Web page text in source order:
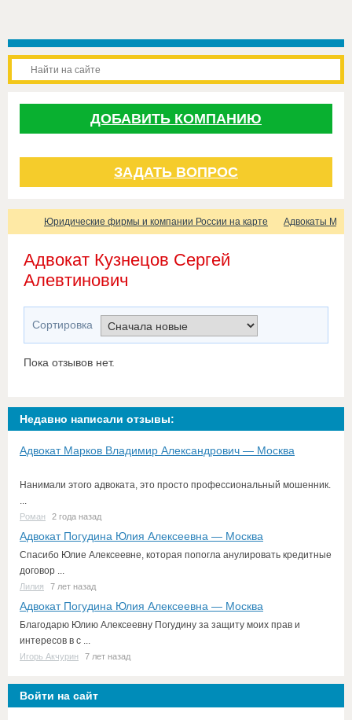
ДОБАВИТЬ КОМПАНИЮ
ЗАДАТЬ ВОПРОС
Юридические фирмы и компании России на карте Адвокаты
Адвокат Кузнецов Сергей
Алевтинович
Сортировка
Пока отзывов нет.
Недавно написали отзывы:
Адвокат Марков Владимир Александрович — Москва
Нанимали этого адвоката, это просто профессиональный мошенник.
...
Роман 2 года назад
Адвокат Погудина Юлия Алексеевна — Москва
Спасибо Юлие Алексеевне, которая попогла анулировать кредитные
договор ...
Лилия 7 лет назад
Адвокат Погудина Юлия Алексеевна — Москва
Благодарю Юлию Алексеевну Погудину за защиту моих прав и
интересов в с ...
Игорь Акчурин 7 лет назад
Войти на сайт